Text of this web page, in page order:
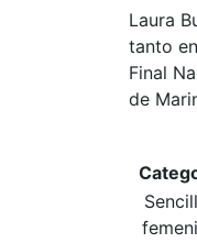
Laura
tanto
Final
de